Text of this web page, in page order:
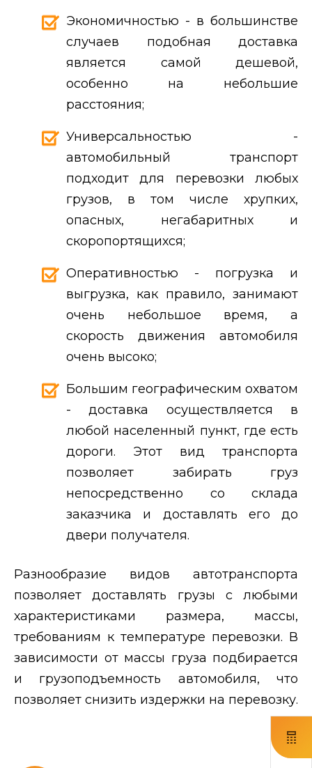
Экономичностью - в большинстве
случаев подобная доставка
является самой дешевой,
особенно на небольшие
расстояния;
Универсальностью -
автомобильный транспорт
подходит для перевозки любых
грузов, в том числе хрупких,
опасных, негабаритных и
скоропортящихся;
Оперативностью - погрузка и
выгрузка, как правило, занимают
очень небольшое время, а
скорость движения автомобиля
очень высоко;
Большим географическим охватом
- доставка осуществляется в
любой населенный пункт, где есть
дороги. Этот вид транспорта
позволяет забирать груз
непосредственно со склада
заказчика и доставлять его до
двери получателя.
Разнообразие видов автотранспорта
позволяет доставлять грузы с любыми
характеристиками размера, массы,
требованиям к температуре перевозки. В
зависимости от массы груза подбирается
и грузоподъемность автомобиля, что
позволяет снизить издержки на перевозку.